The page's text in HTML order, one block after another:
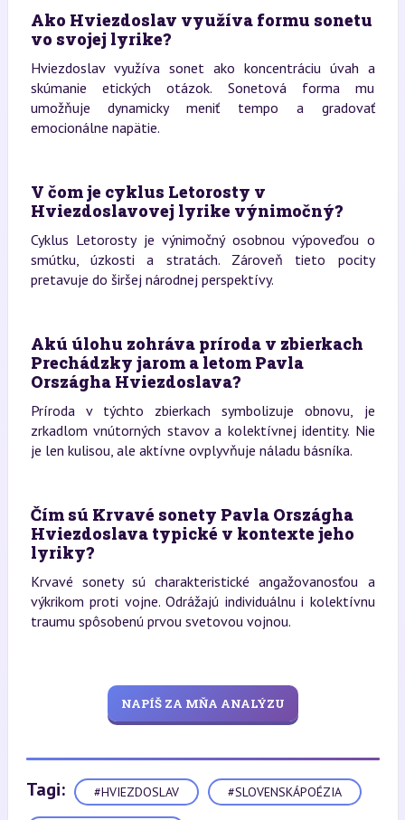
Ako Hviezdoslav využíva formu sonetu
vo svojej lyrike?
Hviezdoslav využíva sonet ako koncentráciu úvah a
skúmanie etických otázok. Sonetová forma mu
umožňuje dynamicky meniť tempo a gradovať
emocionálne napätie.
V čom je cyklus Letorosty v
Hviezdoslavovej lyrike výnimočný?
Cyklus Letorosty je výnimočný osobnou výpoveďou o
smútku, úzkosti a stratách. Zároveň tieto pocity
pretavuje do širšej národnej perspektívy.
Akú úlohu zohráva príroda v zbierkach
Prechádzky jarom a letom Pavla
Országha Hviezdoslava?
Príroda v týchto zbierkach symbolizuje obnovu, je
zrkadlom vnútorných stavov a kolektívnej identity. Nie
je len kulisou, ale aktívne ovplyvňuje náladu básníka.
Čím sú Krvavé sonety Pavla Országha
Hviezdoslava typické v kontexte jeho
lyriky?
Krvavé sonety sú charakteristické angažovanosťou a
výkrikom proti vojne. Odrážajú individuálnu i kolektívnu
traumu spôsobenú prvou svetovou vojnou.
NAPÍŠ ZA MŇA ANALÝZU
Tagi: #HVIEZDOSLAV #SLOVENSKÁPOÉZIA